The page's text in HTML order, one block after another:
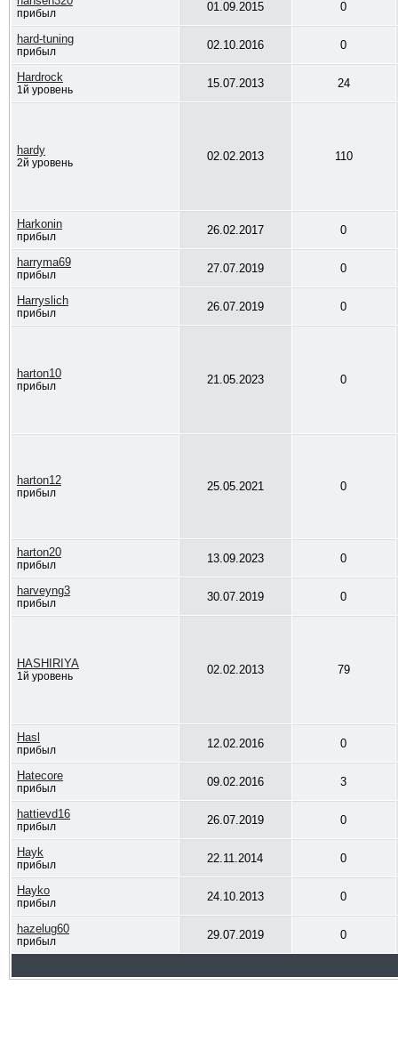
прибыл 01.09.2015 0
hard-tuning
прибыл 02.10.2016 0
Hardrock
1й уровень 15.07.2013 24
hardy
2й уровень 02.02.2013 110
Harkonin
прибыл 26.02.2017 0
harryma69
прибыл 27.07.2019 0
Harryslich
прибыл 26.07.2019 0
harton10
прибыл 21.05.2023 0
harton12
прибыл 25.05.2021 0
harton20
прибыл 13.09.2023 0
harveyng3
прибыл 30.07.2019 0
HASHIRIYA
1й уровень 02.02.2013 79
Hasl
прибыл 12.02.2016 0
Hatecore
прибыл 09.02.2016 3
hattievd16
прибыл 26.07.2019 0
Hayk
прибыл 22.11.2014 0
Hayko
прибыл 24.10.2013 0
hazelug60
прибыл 29.07.2019 0